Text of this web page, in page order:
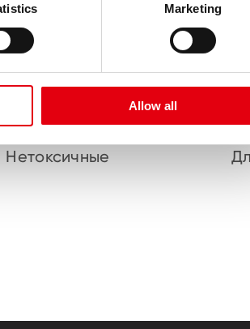
Marketing
Allow all
Нетоксичные